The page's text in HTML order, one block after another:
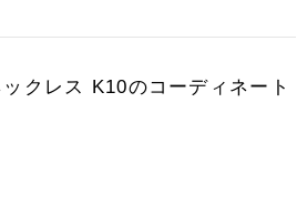
クレス K10のコーディネート